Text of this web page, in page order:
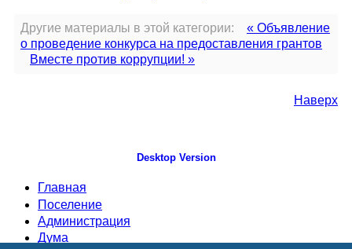
Другие материалы в этой категории:
« Объявление
о проведение конкурса на предоставления грантов
Вместе против коррупции! »
Наверх
Desktop Version
Главная
Поселение
Администрация
Дума